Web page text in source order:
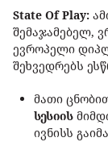
State Of Play:
შემაჯამებელ,
ევროპელი
შეხვედრებს
მათი
სესიის
ივნისს